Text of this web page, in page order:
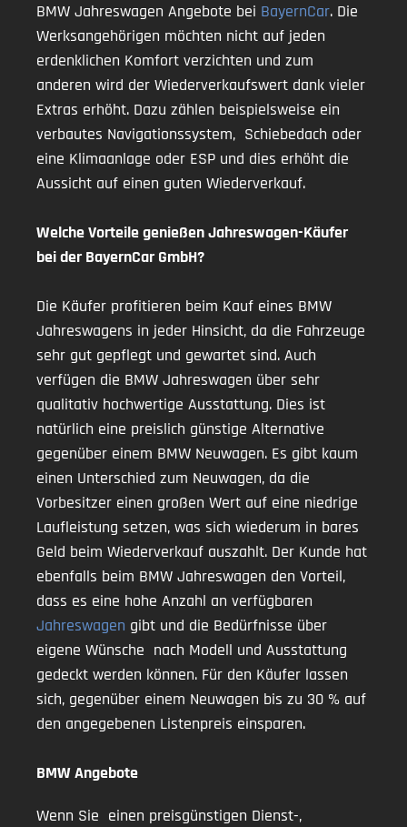
BMW Jahreswagen Angebote bei BayernCar. Die
Werksangehörigen möchten nicht auf jeden
erdenklichen Komfort verzichten und zum
anderen wird der Wiederverkaufswert dank vieler
Extras erhöht. Dazu zählen beispielsweise ein
verbautes Navigationssystem, Schiebedach oder
eine Klimaanlage oder ESP und dies erhöht die
Aussicht auf einen guten Wiederverkauf.
Welche Vorteile genießen Jahreswagen-Käufer
bei der BayernCar GmbH?
Die Käufer profitieren beim Kauf eines BMW
Jahreswagens in jeder Hinsicht, da die Fahrzeuge
sehr gut gepflegt und gewartet sind. Auch
verfügen die BMW Jahreswagen über sehr
qualitativ hochwertige Ausstattung. Dies ist
natürlich eine preislich günstige Alternative
gegenüber einem BMW Neuwagen. Es gibt kaum
einen Unterschied zum Neuwagen, da die
Vorbesitzer einen großen Wert auf eine niedrige
Laufleistung setzen, was sich wiederum in bares
Geld beim Wiederverkauf auszahlt. Der Kunde hat
ebenfalls beim BMW Jahreswagen den Vorteil,
dass es eine hohe Anzahl an verfügbaren
Jahreswagen gibt und die Bedürfnisse über
eigene Wünsche nach Modell und Ausstattung
gedeckt werden können. Für den Käufer lassen
sich, gegenüber einem Neuwagen bis zu 30 % auf
den angegebenen Listenpreis einsparen.
BMW Angebote
Wenn Sie einen preisgünstigen Dienst-,